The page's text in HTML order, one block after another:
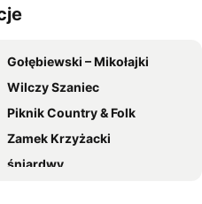
Gołębiewski – Mikołajki
Wilczy Szaniec
Piknik Country & Folk
Zamek Krzyżacki
śniardwy